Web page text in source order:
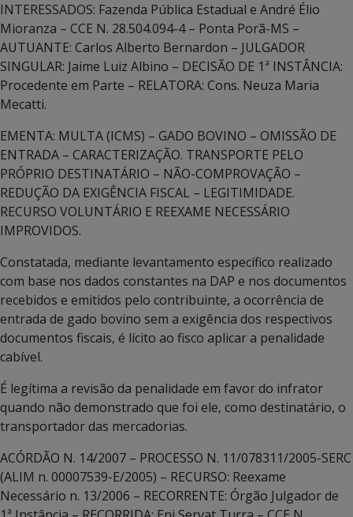
INTERESSADOS: Fazenda Pública Estadual e André Élio
Mioranza – CCE N. 28.504.094-4 – Ponta Porã-MS –
AUTUANTE: Carlos Alberto Bernardon – JULGADOR
SINGULAR: Jaime Luiz Albino – DECISÃO DE 1ª INSTÂNCIA:
Procedente em Parte – RELATORA: Cons. Neuza Maria
Mecatti.
EMENTA: MULTA (ICMS) – GADO BOVINO – OMISSÃO DE
ENTRADA – CARACTERIZAÇÃO. TRANSPORTE PELO
PRÓPRIO DESTINATÁRIO – NÃO-COMPROVAÇÃO –
REDUÇÃO DA EXIGÊNCIA FISCAL – LEGITIMIDADE.
RECURSO VOLUNTÁRIO E REEXAME NECESSÁRIO
IMPROVIDOS.
Constatada, mediante levantamento específico realizado
com base nos dados constantes na DAP e nos documentos
recebidos e emitidos pelo contribuinte, a ocorrência de
entrada de gado bovino sem a exigência dos respectivos
documentos fiscais, é lícito ao fisco aplicar a penalidade
cabível.
É legítima a revisão da penalidade em favor do infrator
quando não demonstrado que foi ele, como destinatário, o
transportador das mercadorias.
ACÓRDÃO N. 14/2007 – PROCESSO N. 11/078311/2005-SERC
(ALIM n. 00007539-E/2005) – RECURSO: Reexame
Necessário n. 13/2006 – RECORRENTE: Órgão Julgador de